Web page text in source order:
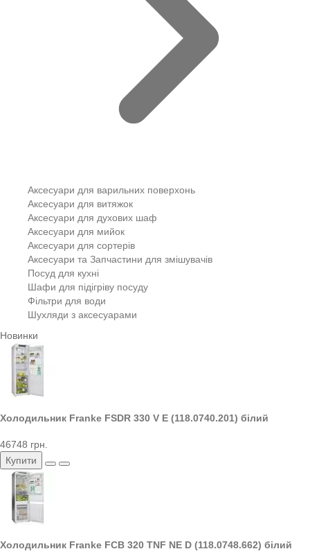
Аксесуари для варильних поверхонь
Аксесуари для витяжок
Аксесуари для духових шаф
Аксесуари для мийок
Аксесуари для сортерів
Аксесуари та Запчастини для змішувачів
Посуд для кухні
Шафи для підігріву посуду
Фільтри для води
Шухляди з аксесуарами
Новинки
Холодильник Franke FSDR 330 V E (118.0740.201) білий
46748 грн.
Купити
Холодильник Franke FCB 320 TNF NE D (118.0748.662) білий